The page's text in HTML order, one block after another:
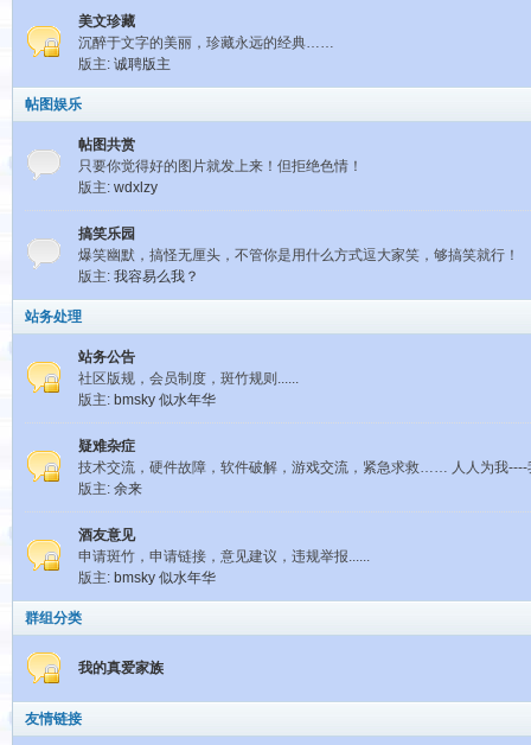
美文珍藏
沉醉于文字的美丽，珍藏永远的经典……
版主: 诚聘版主
帖图娱乐
帖图共赏
只要你觉得好的图片就发上来！但拒绝色情！
版主: wdxlzy
搞笑乐园
爆笑幽默，搞怪无厘头，不管你是用什么方式逗大家笑，够搞笑就行！
版主: 我容易么我？
站务处理
站务公告
社区版规，会员制度，斑竹规则......
版主: bmsky 似水年华
疑难杂症
技术交流，硬件故障，软件破解，游戏交流，紧急求救…… 人人为我----
版主: 余来
酒友意见
申请斑竹，申请链接，意见建议，违规举报......
版主: bmsky 似水年华
群组分类
我的真爱家族
友情链接